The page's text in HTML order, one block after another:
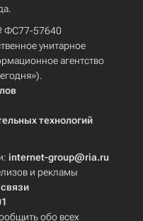
ФС77-57640
унитарное
агентство
технологий
internet-group@ria.ru
и рекламы
обо всех